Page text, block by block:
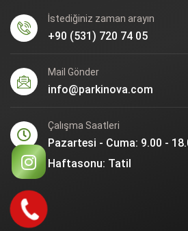
İstediğiniz zaman arayın
+90 (531) 720 74 05
Mail Gönder
info@parkinova.com
Çalışma Saatleri
Pazartesi - Cuma: 9.00 -
Haftasonu: Tatil